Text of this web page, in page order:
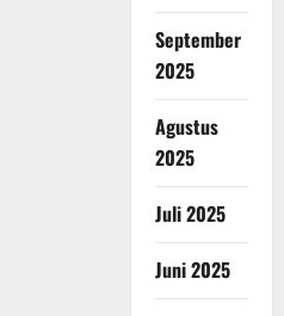
September
2025
Agustus
2025
Juli 2025
Juni 2025